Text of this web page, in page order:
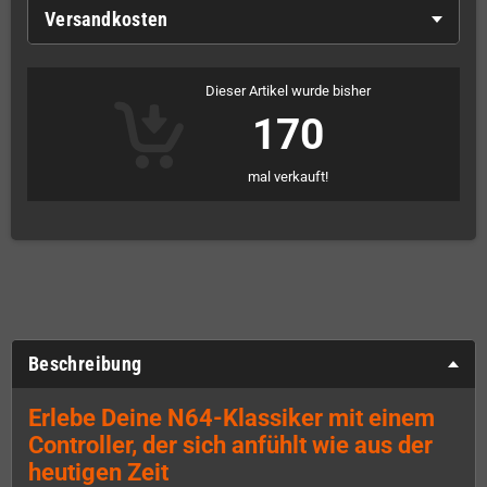
Versandkosten
Dieser Artikel wurde bisher
170
mal verkauft!
Beschreibung
Erlebe Deine N64-Klassiker mit einem
Controller, der sich anfühlt wie aus der
heutigen Zeit